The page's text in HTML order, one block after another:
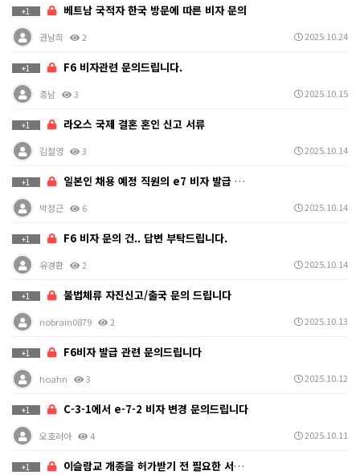
+1 베트남 국적자 한국 방문에 따른 비자 문의
권남희 2 2025.10.24
+1 F6 비자관련 문의드립니다.
충남 3 2025.10.15
+1 라오스 국제 결혼 혼인 신고 서류
김철영 3 2025.10.14
+1 일본인 채용 예정 직원의 e7 비자 발급 문의
박정근 6 2025.10.14
+1 F6 비자 문의 건.. 답변 부탁드립니다.
유경환 2 2025.10.14
+1 불법체류 자진신고/출국 문의 드립니다
nobrain0879 2 2025.10.13
+1 F6비자 발급 관련 문의드립니다
hoahn 3 2025.10.12
+1 C-3-1에서 e-7-2 비자 변경 문의드립니다
오호러아 4 2025.10.11
+1 이슬람교 개종을 허가받기 전 필요한 서약서 작성과 사진…